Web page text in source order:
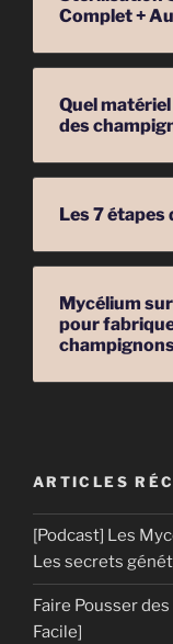
Complet +
Quel
des
Les 7 étapes
Mycélium
pour
ARTICLES
[Podcast] Les
Les secrets
Faire Pousser
Facile]